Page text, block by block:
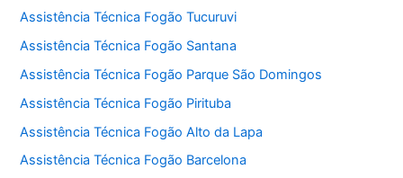
Assistência Técnica Fogão Tucuruvi
Assistência Técnica Fogão Santana
Assistência Técnica Fogão Parque São Domingos
Assistência Técnica Fogão Pirituba
Assistência Técnica Fogão Alto da Lapa
Assistência Técnica Fogão Barcelona